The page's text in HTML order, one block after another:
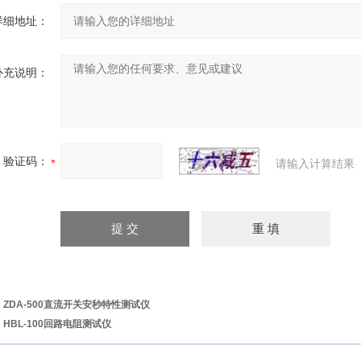
细地址：
充说明：
验证码： 请输入计算结果
ZDA-500直流开关安秒特性测试仪
HBL-100回路电阻测试仪